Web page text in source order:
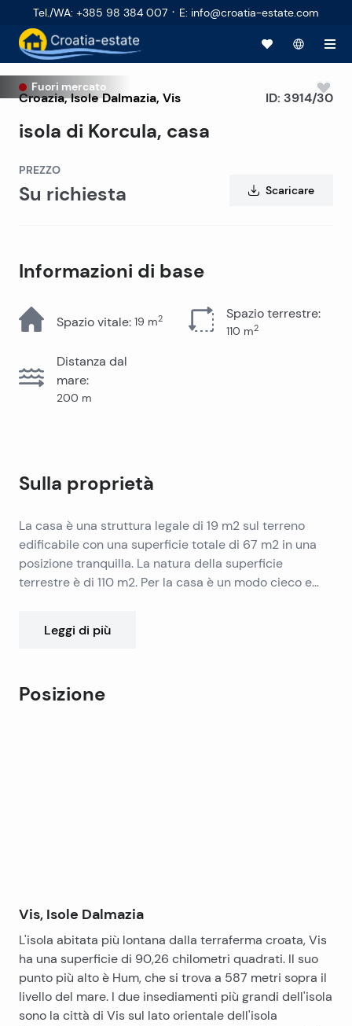
Tel./WA: +385 98 384 007 · E: info@croatia-estate.com
Fuori mercato
Croazia,Isole Dalmazia, Vis
isola di Korcula, casa
ID: 3914/30
PREZZO
Su richiesta Scaricare
Informazioni di base
Spazio vitale: 19 m2 Spazio terrestre:
110 m2
Distanza dal
mare:
200 m
Sulla proprietà
La casa è una struttura legale di 19 m2 sul terreno
edificabile con una superficie totale di 67 m2 in una
posizione tranquilla. La natura della superficie
terrestre è di 110 m2. Per la casa è un modo cieco e
colline circostanti. Case di aggiornamento ammessi
Leggi di più
Posizione
Vis, Isole Dalmazia
L'isola abitata più lontana dalla terraferma croata, Vis
ha una superficie di 90,26 chilometri quadrati. Il suo
punto più alto è Hum, che si trova a 587 metri sopra il
livello del mare. I due insediamenti più grandi dell'isola
sono la città di Vis sul lato orientale dell'isola